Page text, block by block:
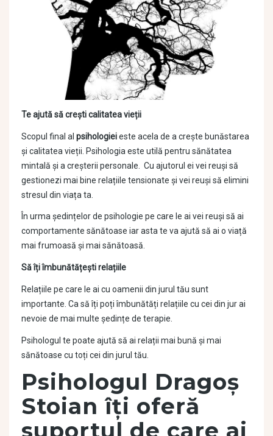
Te ajută să crești calitatea vieții
Scopul final al psihologieieste acela de a crește bunăstarea
și calitatea vieții. Psihologia este utilă pentru sănătatea
mintală și a creșterii personale. Cu ajutorul ei vei reuși să
gestionezi mai bine relațiile tensionate și vei reuși să elimini
stresul din viața ta.
În urma ședințelor de psihologie pe care le ai vei reuși să ai
comportamente sănătoase iar asta te va ajută să ai o viață
mai frumoasă și mai sănătoasă.
Să îți îmbunătățești relațiile
Relațiile pe care le ai cu oamenii din jurul tău sunt
importante. Ca să îți poți îmbunătăți relațiile cu cei din jur ai
nevoie de mai multe ședințe de terapie.
Psihologul te poate ajută să ai relații mai bună și mai
sănătoase cu toți cei din jurul tău.
Psihologul Dragoș
Stoian îți oferă
suportul de care ai